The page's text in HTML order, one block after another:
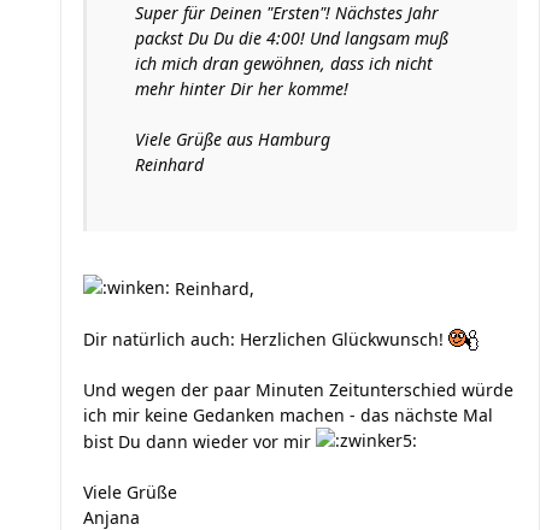
Super für Deinen "Ersten"! Nächstes Jahr
packst Du Du die 4:00! Und langsam muß
ich mich dran gewöhnen, dass ich nicht
mehr hinter Dir her komme!
Viele Grüße aus Hamburg
Reinhard
Reinhard,
Dir natürlich auch: Herzlichen Glückwunsch!
Und wegen der paar Minuten Zeitunterschied würde
ich mir keine Gedanken machen - das nächste Mal
bist Du dann wieder vor mir
Viele Grüße
Anjana